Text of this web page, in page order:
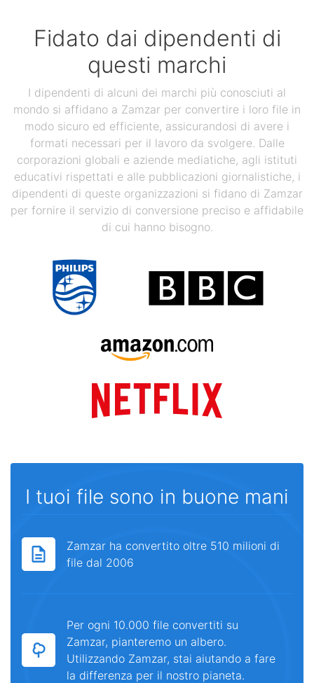
Fidato dai dipendenti di
questi marchi
I dipendenti di alcuni dei marchi più conosciuti al
mondo si affidano a Zamzar per convertire i loro file in
modo sicuro ed efficiente, assicurandosi di avere i
formati necessari per il lavoro da svolgere. Dalle
corporazioni globali e aziende mediatiche, agli istituti
educativi rispettati e alle pubblicazioni giornalistiche, i
dipendenti di queste organizzazioni si fidano di Zamzar
per fornire il servizio di conversione preciso e affidabile
di cui hanno bisogno.
I tuoi file sono in buone mani
Zamzar ha convertito oltre 510 milioni di
file dal 2006
Per ogni 10.000 file convertiti su
Zamzar, pianteremo un albero.
Utilizzando Zamzar, stai aiutando a fare
la differenza per il nostro pianeta.